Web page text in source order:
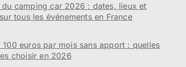
du camping car 2026 : dates, lieux et
tous les événements en France
100 euros par mois sans apport : quelles
choisir en 2026